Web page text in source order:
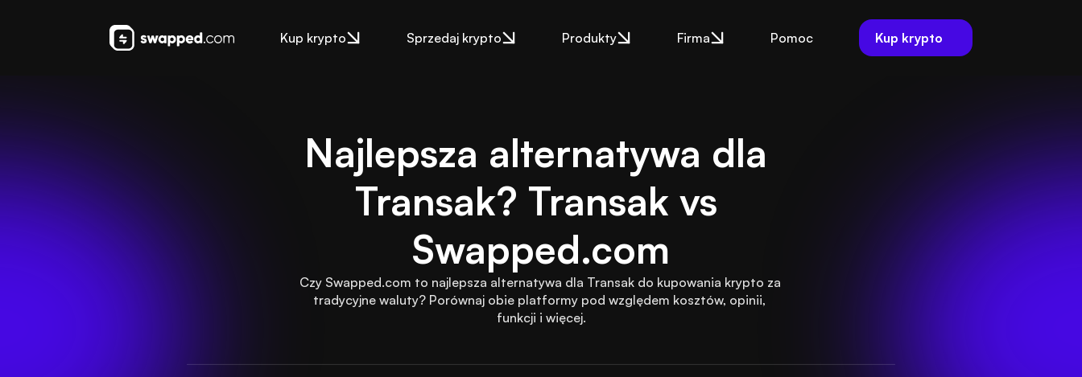
Kup krypto Sprzedaj krypto Produkty Firma Pomoc Kup krypto
Najlepsza alternatywa dla
Transak? Transak vs
Swapped.com
Czy Swapped.com to najlepsza alternatywa dla Transak do kupowania krypto za
tradycyjne waluty? Porównaj obie platformy pod względem kosztów, opinii,
funkcji i więcej.